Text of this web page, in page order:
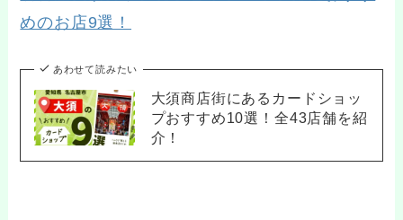
めのお店9選！
あわせて読みたい
大須商店街にあるカードショッ
プおすすめ10選！全43店舗を紹
介！